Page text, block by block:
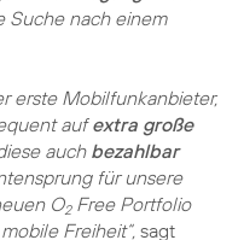
nach einem
erste Mobilfunkanbieter,
aufextra große
auch bezahlbar
für unsere
O2Free Portfolio
Freiheit“, sagt